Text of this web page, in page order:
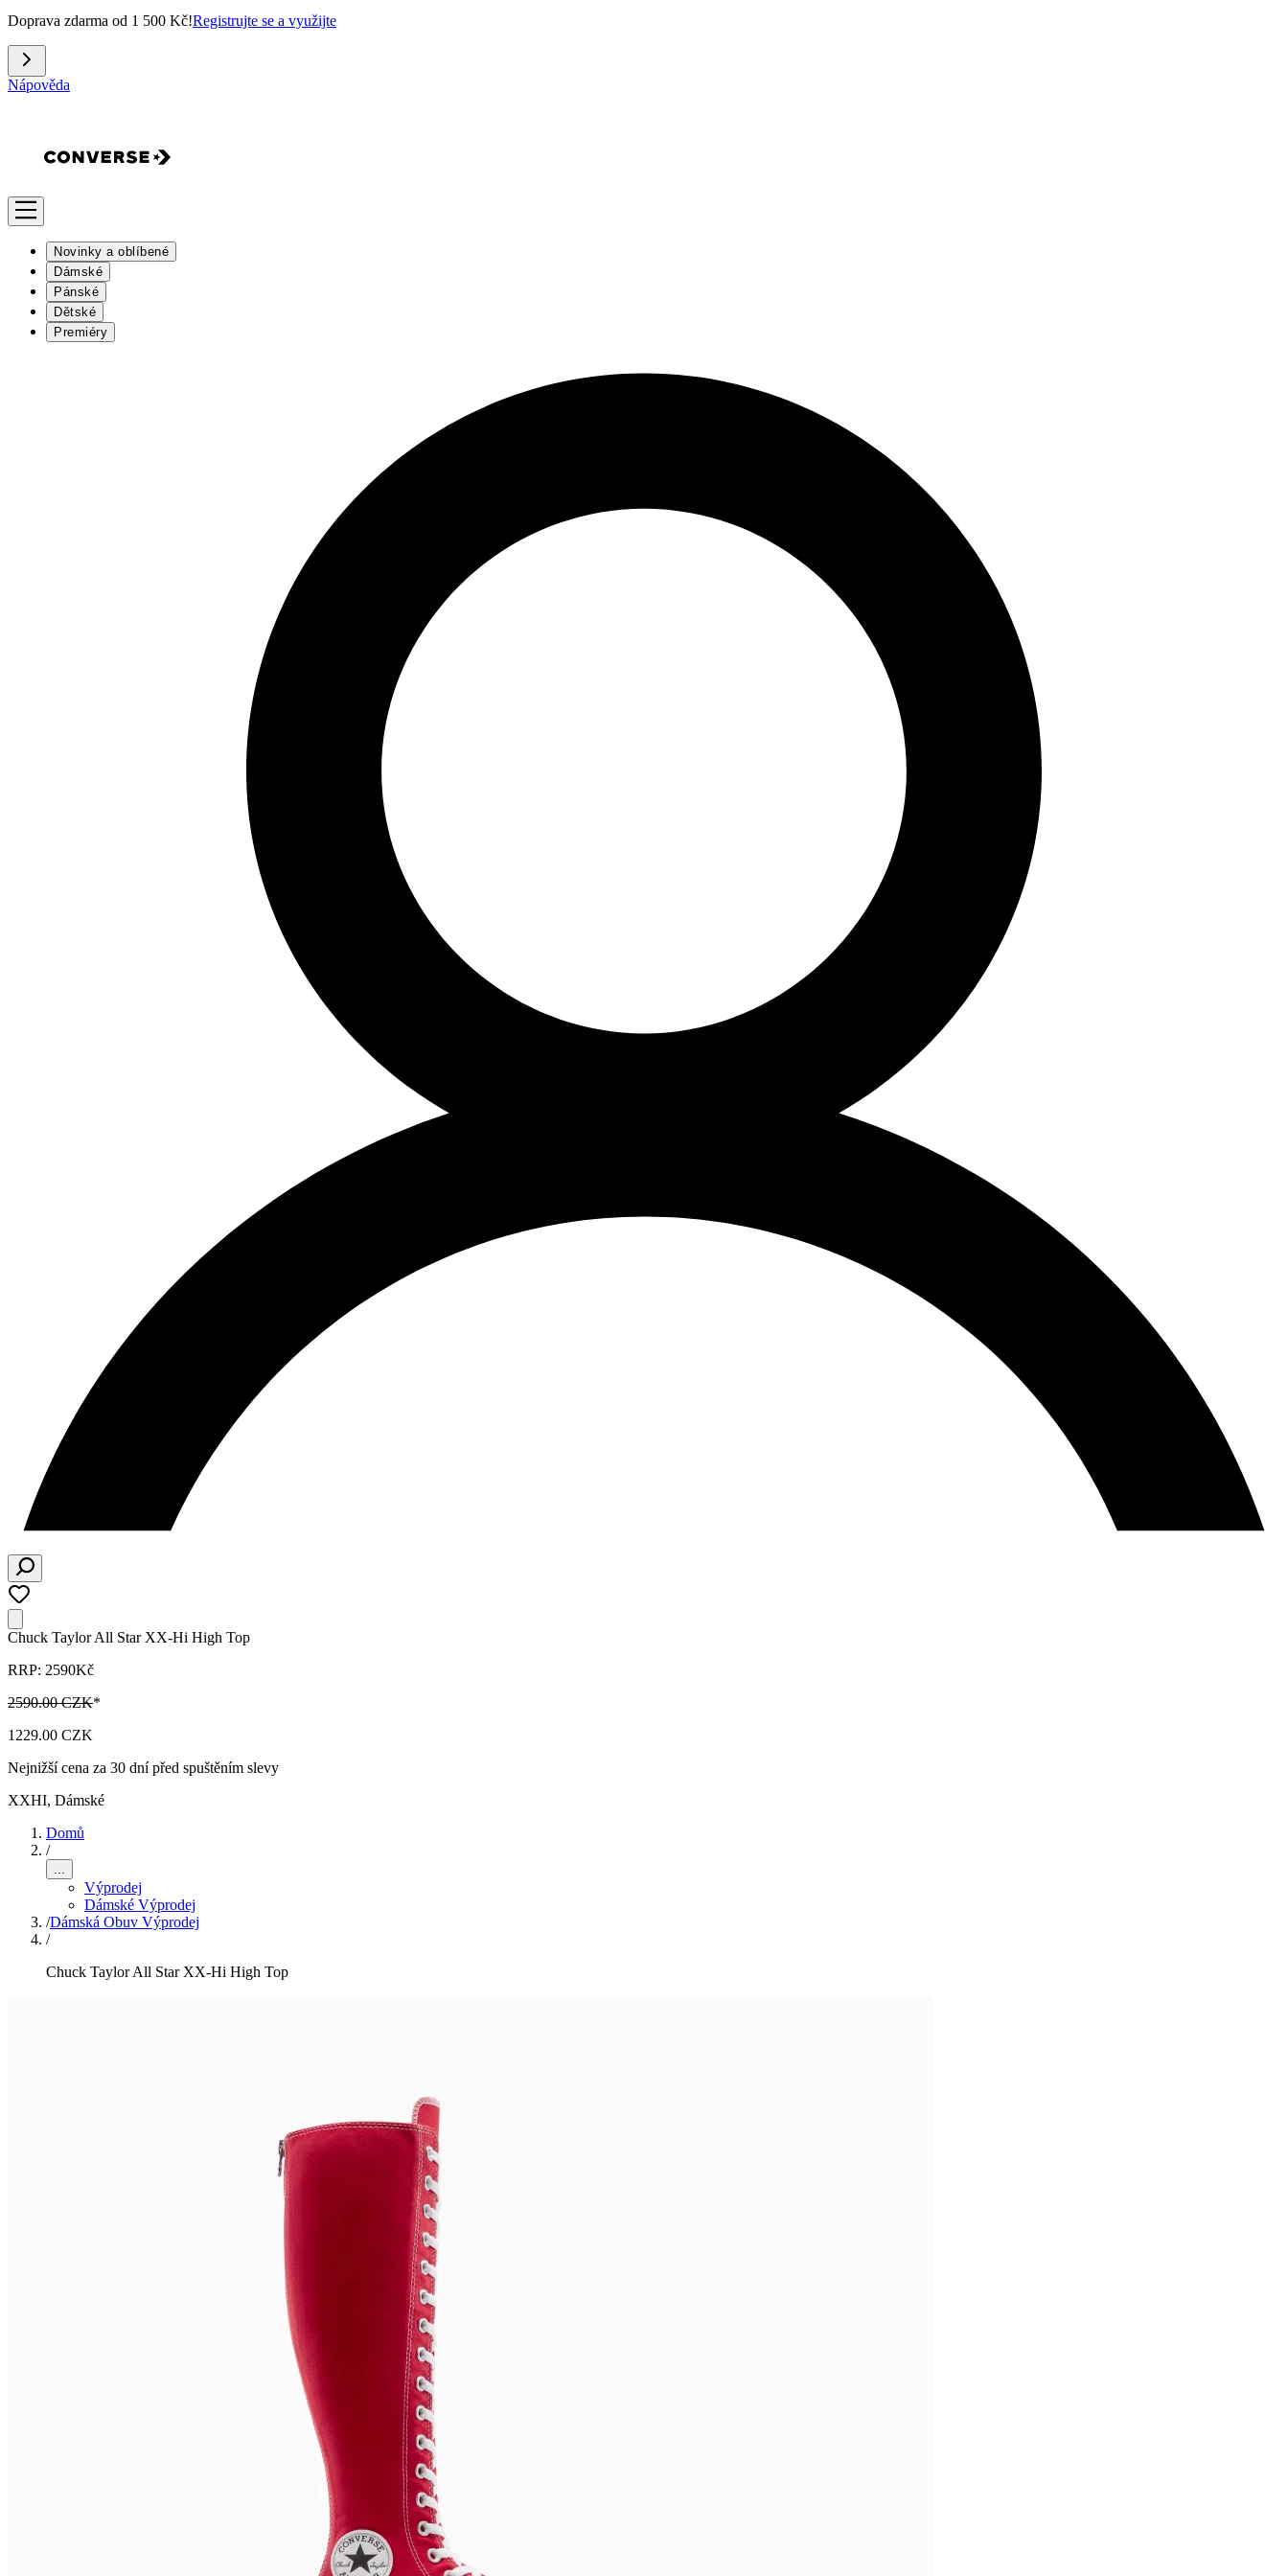
Doprava zdarma od 1 500 Kč!Registrujte se a využijte
Nápověda
Novinky a oblíbené
Dámské
Pánské
Dětské
Premiéry
Chuck Taylor All Star XX-Hi High Top
RRP: 2590Kč
2590.00 CZK*
1229.00 CZK
Nejnižší cena za 30 dní před spuštěním slevy
XXHI, Dámské
Domů
/
...
Výprodej
Dámské Výprodej
/Dámská Obuv Výprodej
/
Chuck Taylor All Star XX-Hi High Top